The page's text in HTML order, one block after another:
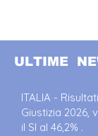
ULTIME
ITALIA -
Giustizia 2026,
il SI al 46,2% .